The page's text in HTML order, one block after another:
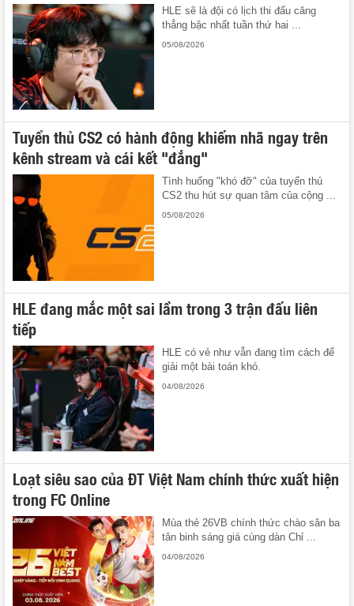
HLE sẽ là đội có lịch thi đấu căng
thẳng bậc nhất tuần thứ hai ...
05/08/2026
Tuyển thủ CS2 có hành động khiếm nhã ngay trên
kênh stream và cái kết "đắng"
Tình huống "khó đỡ" của tuyển thủ
CS2 thu hút sự quan tâm của cộng ...
05/08/2026
HLE đang mắc một sai lầm trong 3 trận đấu liên
tiếp
HLE có vẻ như vẫn đang tìm cách để
giải một bài toán khó.
04/08/2026
Loạt siêu sao của ĐT Việt Nam chính thức xuất hiện
trong FC Online
Mùa thẻ 26VB chính thức chào sân ba
tân binh sáng giá cùng dàn Chỉ ...
04/08/2026